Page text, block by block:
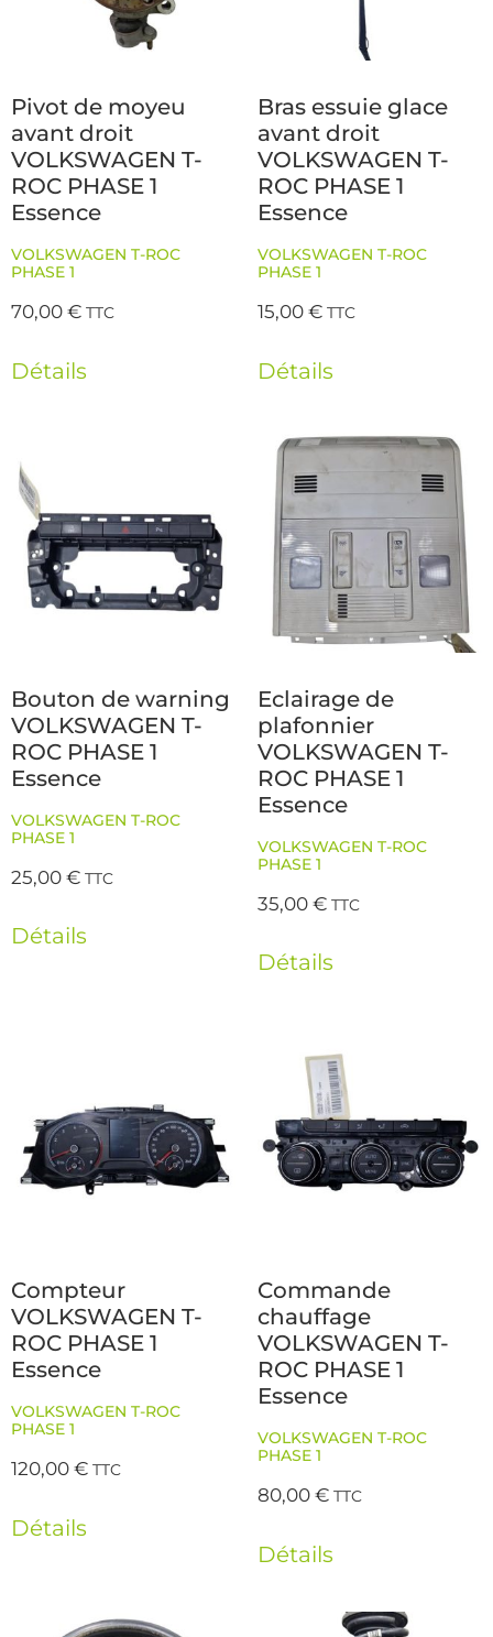
Pivot de moyeu
avant droit
VOLKSWAGEN T-
ROC PHASE 1
Essence
VOLKSWAGEN T-ROC
PHASE 1
70,00€ TTC
Détails
Bras essuie glace
avant droit
VOLKSWAGEN T-
ROC PHASE 1
Essence
VOLKSWAGEN T-ROC
PHASE 1
15,00€ TTC
Détails
Bouton de warning
VOLKSWAGEN T-
ROC PHASE 1
Essence
VOLKSWAGEN T-ROC
PHASE 1
25,00€ TTC
Détails
Eclairage de
plafonnier
VOLKSWAGEN T-
ROC PHASE 1
Essence
VOLKSWAGEN T-ROC
PHASE 1
35,00€ TTC
Détails
Compteur
VOLKSWAGEN T-
ROC PHASE 1
Essence
VOLKSWAGEN T-ROC
PHASE 1
120,00€ TTC
Détails
Commande
chauffage
VOLKSWAGEN T-
ROC PHASE 1
Essence
VOLKSWAGEN T-ROC
PHASE 1
80,00€ TTC
Détails